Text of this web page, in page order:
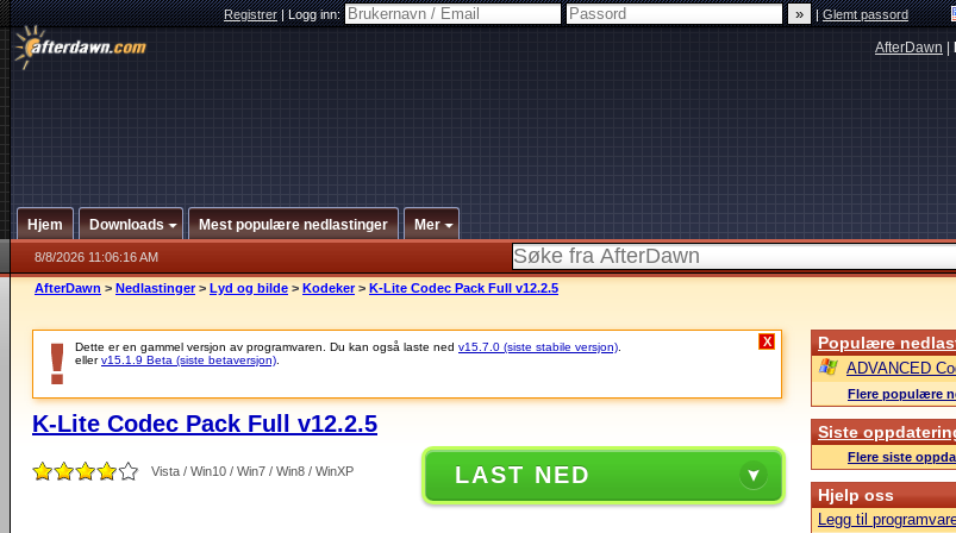
Registrer|Logg inn: |Glemt passord
AfterDawn
Hjem Downloads Mest populære nedlastinger Mer
8/8/2026 11:06:16 AM
AfterDawn > Nedlastinger > Lyd og bilde > Kodeker > K-Lite Codec Pack Full v12.2.5
Dette er en gammel versjon av programvaren. Du kan også laste ned v15.7.0 (siste stabile versjon)
ellerv15.1.9 Beta (siste betaversjon)
X
K-Lite Codec Pack Full v12.2.5
Vista / Win10 / Win7 / Win8 / WinXP LAST NED
Populære
ADVANCED
Flere populære
Siste
Flere siste
Hjelp oss
Legg til